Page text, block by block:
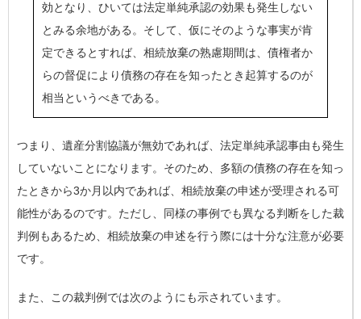
効となり、ひいては法定単純承認の効果も発生しない
とみる余地がある。そして、仮にそのような事実が肯
定できるとすれば、相続放棄の熟慮期間は、債権者か
らの督促により債務の存在を知ったとき起算するのが
相当というべきである。
つまり、遺産分割協議が無効であれば、法定単純承認事由も発生
していないことになります。そのため、多額の債務の存在を知っ
たときから3か月以内であれば、相続放棄の申述が受理される可
能性があるのです。ただし、同様の事例でも異なる判断をした裁
判例もあるため、相続放棄の申述を行う際には十分な注意が必要
です。
また、この裁判例では次のようにも示されています。